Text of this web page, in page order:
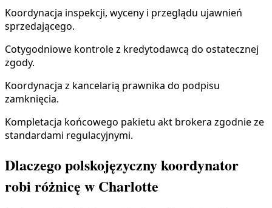
Koordynacja inspekcji, wyceny i przeglądu ujawnień
sprzedającego.
Cotygodniowe kontrole z kredytodawcą do ostatecznej
zgody.
Koordynacja z kancelarią prawnika do podpisu
zamknięcia.
Kompletacja końcowego pakietu akt brokera zgodnie ze
standardami regulacyjnymi.
Dlaczego polskojęzyczny koordynator
robi różnicę w Charlotte